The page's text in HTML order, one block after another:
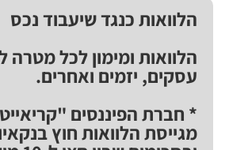
הלוואות כנגד שיעבוד נכס
הלוואות ומימון לכל מטרה
עסקים, יזמים ואחרים.
* חברת הפיננסים
מגייסת הלוואות חוץ